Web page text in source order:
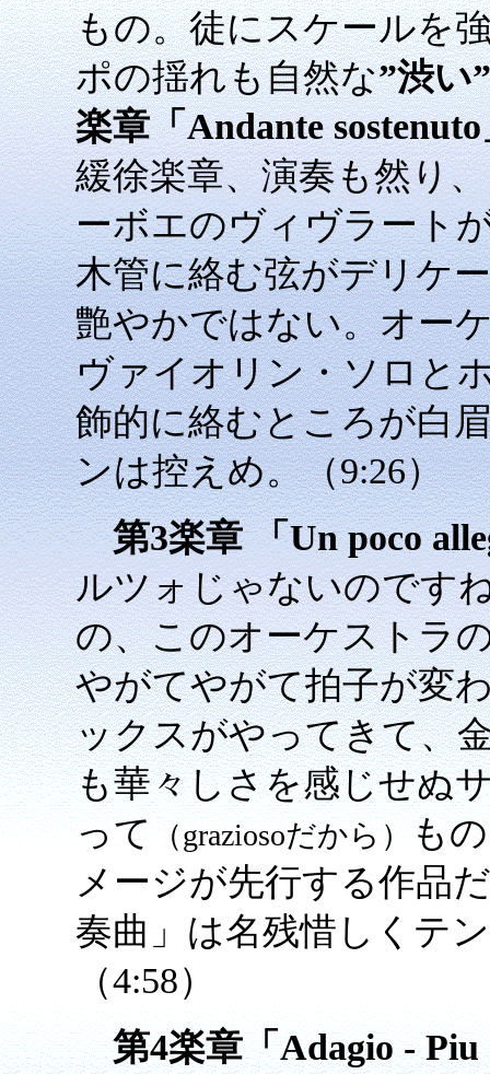
もの。徒にスケールを
ポの揺れも自然な”渋い”
楽章「Andante
緩徐楽章、演奏も然り
ーボエのヴィヴラート
木管に絡む弦がデリケ
艶やかではない。オー
ヴァイオリン・ソロと
飾的に絡むところが白
ンは控えめ。（9:26）
第3楽章 「Un poco
ルツォじゃないのです
の、このオーケストラ
やがてやがて拍子が変
ックスがやってきて、
も華々しさを感じせぬ
って（graziosoだから）も
メージが先行する作品
奏曲」は名残惜しくテ
（4:58）
第4楽章「Adagio -